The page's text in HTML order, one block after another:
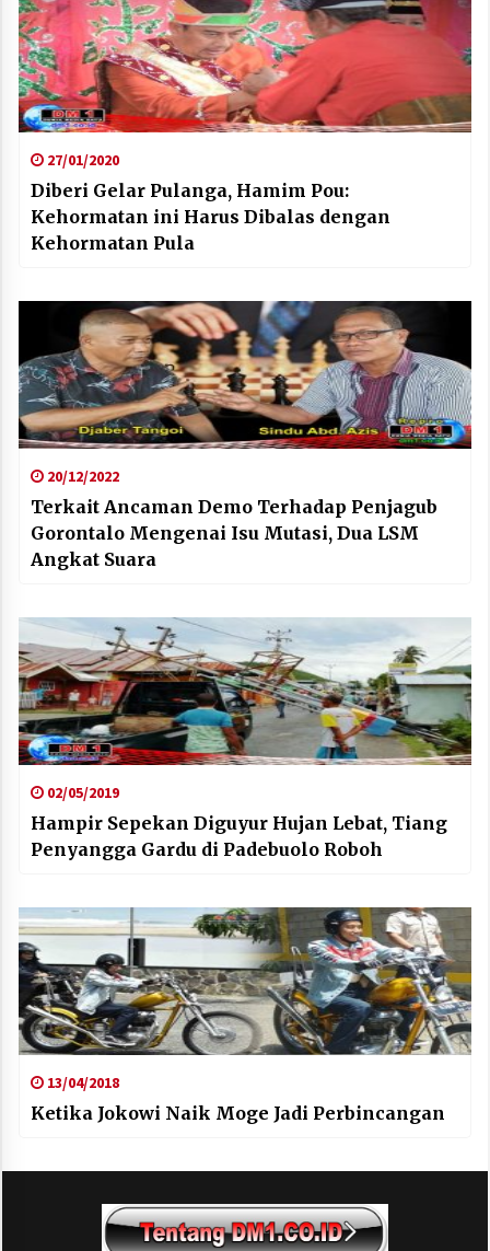
27/01/2020
Diberi Gelar Pulanga, Hamim Pou:
Kehormatan ini Harus Dibalas dengan
Kehormatan Pula
20/12/2022
Terkait Ancaman Demo Terhadap Penjagub
Gorontalo Mengenai Isu Mutasi, Dua LSM
Angkat Suara
02/05/2019
Hampir Sepekan Diguyur Hujan Lebat, Tiang
Penyangga Gardu di Padebuolo Roboh
13/04/2018
Ketika Jokowi Naik Moge Jadi Perbincangan